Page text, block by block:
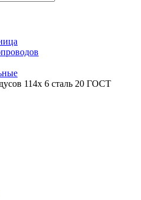
114х 6 сталь 20 ГОСТ